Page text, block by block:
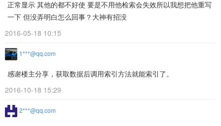
正常显示 其他的都不好使 要是不用他检索会失效所以我想把他重写
一下 但没弄明白怎么回事？大神有招没
2016-05-18 10:15
1***@qq.com
感谢楼主分享，获取数据后调用索引方法就能索引了。
2016-10-18 15:29
2***@qq.com